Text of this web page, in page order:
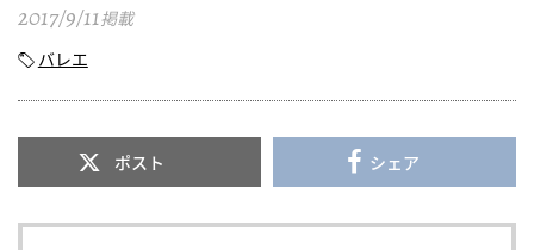
2017/9/11掲載
バレエ
ポスト シェア